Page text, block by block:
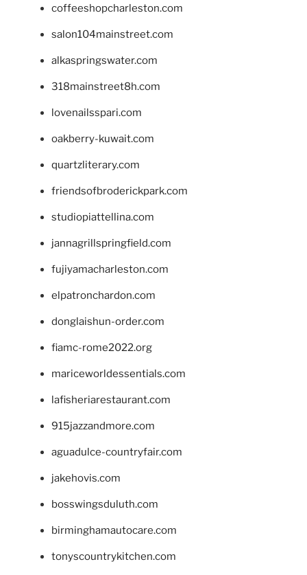
coffeeshopcharleston.com
salon104mainstreet.com
alkaspringswater.com
318mainstreet8h.com
lovenailsspari.com
oakberry-kuwait.com
quartzliterary.com
friendsofbroderickpark.com
studiopiattellina.com
jannagrillspringfield.com
fujiyamacharleston.com
elpatronchardon.com
donglaishun-order.com
fiamc-rome2022.org
mariceworldessentials.com
lafisheriarestaurant.com
915jazzandmore.com
aguadulce-countryfair.com
jakehovis.com
bosswingsduluth.com
birminghamautocare.com
tonyscountrykitchen.com